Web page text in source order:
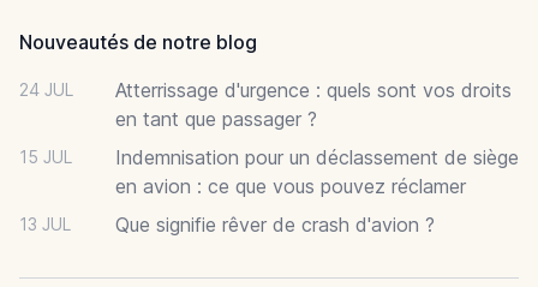
Nouveautés de notre blog
24 JUL
Atterrissage d'urgence : quels sont vos droits
en tant que passager ?
15 JUL
Indemnisation pour un déclassement de siège
en avion : ce que vous pouvez réclamer
13 JUL Que signifie rêver de crash d'avion ?